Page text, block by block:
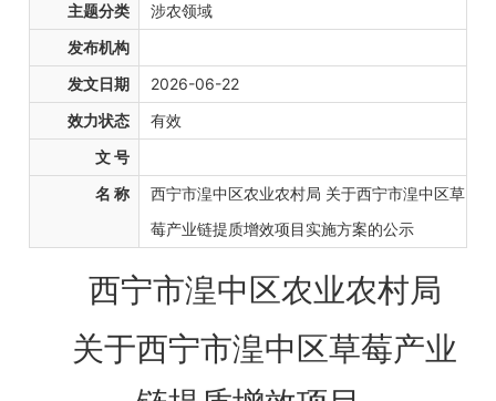
主题分类
涉农领域
发布机构
发文日期
2026-06-22
效力状态
有效
文 号
名 称
西宁市湟中区农业农村局 关于西宁市湟中区草
莓产业链提质增效项目实施方案的公示
西宁市湟中区农业农村局
关于西宁市湟中区草莓产业